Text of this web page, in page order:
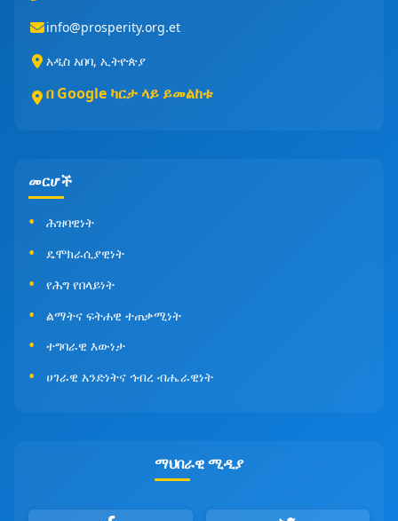
info@prosperity.org.et
አዲስ አበባ, ኢትዮጵያ
በ Google ካርታ ላይ ይመልከቱ
መርሆች
ሕዝባዊነት
ዴሞክራሲያዊነት
የሕግ የበላይነት
ልማትና ፍትሐዊ ተጠቃሚነት
ተግባራዊ እውነታ
ሀገራዊ አንድነትና ኅብረ ብሔራዊነት
ማህበራዊ ሚዲያ